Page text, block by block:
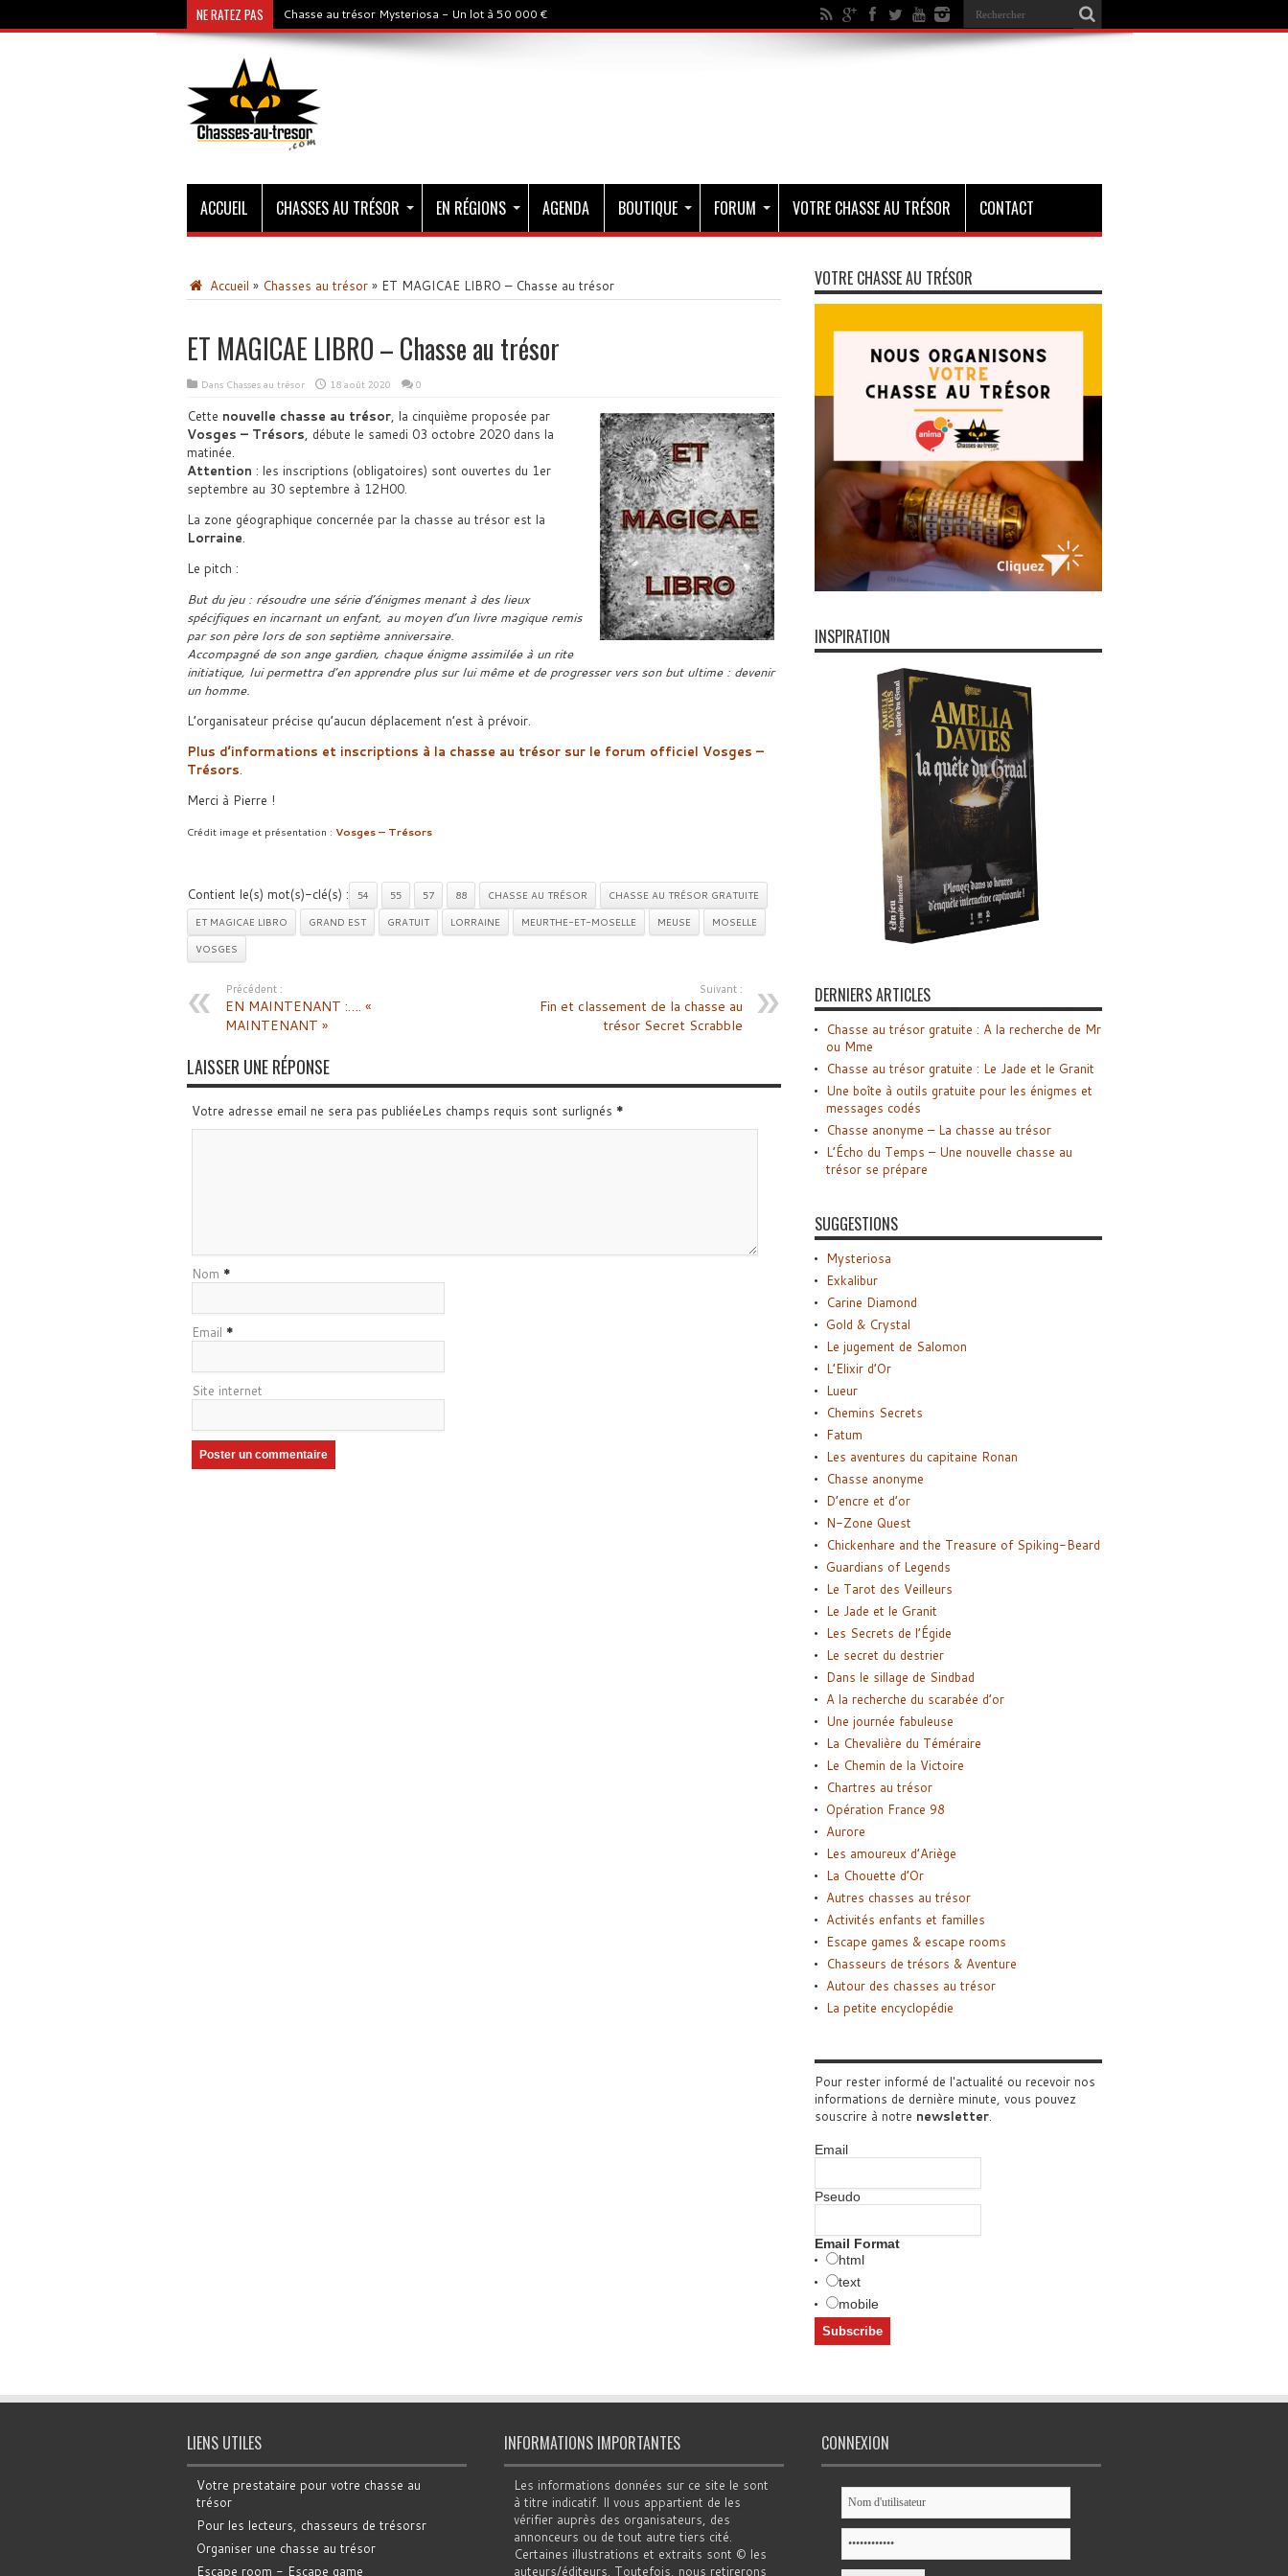
NE RATEZ PAS Chasse au trésor Mysteriosa - Un lot à 50 000 €
ACCUEIL CHASSES AU TRÉSOR EN RÉGIONS AGENDA BOUTIQUE FORUM VOTRE CHASSE AU TRÉSOR CONTACT
Accueil » Chasses au trésor » ET MAGICAE LIBRO – Chasse au trésor
ET MAGICAE LIBRO – Chasse au trésor
Dans Chasses au trésor 18 août 2020 0
Cette nouvelle chasse au trésor, la cinquième proposée par
Vosges – Trésors, débute le samedi 03 octobre 2020 dans la
matinée.
Attention : les inscriptions (obligatoires) sont ouvertes du 1er
septembre au 30 septembre à 12H00.
La zone géographique concernée par la chasse au trésor est la
Lorraine.
Le pitch :
But du jeu : résoudre une série d’énigmes menant à des lieux
spécifiques en incarnant un enfant, au moyen d’un livre magique remis
par son père lors de son septième anniversaire.
Accompagné de son ange gardien, chaque énigme assimilée à un rite
initiatique, lui permettra d’en apprendre plus sur lui même et de progresser vers son but ultime : devenir
un homme.
L’organisateur précise qu’aucun déplacement n’est à prévoir.
Plus d’informations et inscriptions à la chasse au trésor sur le forum officiel Vosges –
Trésors.
Merci à Pierre !
Crédit image et présentation : Vosges – Trésors
Contient le(s) mot(s)-clé(s) : 54 55 57 88 CHASSE AU TRÉSOR
CHASSE AU TRÉSOR GRATUITE
ET MAGICAE LIBRO
GRAND EST GRATUIT LORRAINE MEURTHE-ET-MOSELLE MEUSE
MOSELLE
VOSGES
Précédent :
EN MAINTENANT :…. «
MAINTENANT »
Suivant :
Fin et classement de la chasse au
trésor Secret Scrabble
LAISSER UNE RÉPONSE
Votre adresse email ne sera pas publiéeLes champs requis sont surlignés *
Nom *
Email *
Site internet
VOTRE CHASSE AU TRÉSOR
INSPIRATION
DERNIERS ARTICLES
Chasse au trésor gratuite : A la recherche de Mr
ou Mme
Chasse au trésor gratuite : Le Jade et le Granit
Une boîte à outils gratuite pour les énigmes et
messages codés
Chasse anonyme – La chasse au trésor
L’Écho du Temps – Une nouvelle chasse au
trésor se prépare
SUGGESTIONS
Mysteriosa
Exkalibur
Carine Diamond
Gold & Crystal
Le jugement de Salomon
L’Elixir d’Or
Lueur
Chemins Secrets
Fatum
Les aventures du capitaine Ronan
Chasse anonyme
D’encre et d’or
N-Zone Quest
Chickenhare and the Treasure of Spiking-Beard
Guardians of Legends
Le Tarot des Veilleurs
Le Jade et le Granit
Les Secrets de l’Égide
Le secret du destrier
Dans le sillage de Sindbad
A la recherche du scarabée d’or
Une journée fabuleuse
La Chevalière du Téméraire
Le Chemin de la Victoire
Chartres au trésor
Opération France 98
Aurore
Les amoureux d’Ariège
La Chouette d’Or
Autres chasses au trésor
Activités enfants et familles
Escape games & escape rooms
Chasseurs de trésors & Aventure
Autour des chasses au trésor
La petite encyclopédie
Pour rester informé de l'actualité ou recevoir nos
informations de dernière minute, vous pouvez
souscrire à notre newsletter.
Email
Pseudo
Email Format
html
text
mobile
LIENS UTILES
Votre prestataire pour votre chasse au
trésor
Pour les lecteurs, chasseurs de trésorsr
Organiser une chasse au trésor
Escape room - Escape game
INFORMATIONS IMPORTANTES
Les informations données sur ce site le sont
à titre indicatif. Il vous appartient de les
vérifier auprès des organisateurs, des
annonceurs ou de tout autre tiers cité.
Certaines illustrations et extraits sont © les
auteurs/éditeurs. Toutefois, nous retirerons
CONNEXION